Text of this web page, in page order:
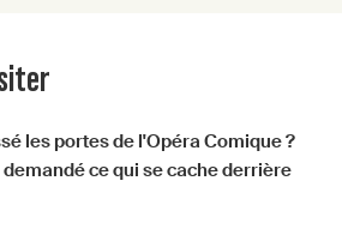
les portes de l'Opéra Comique ?
ce qui se cache derrière